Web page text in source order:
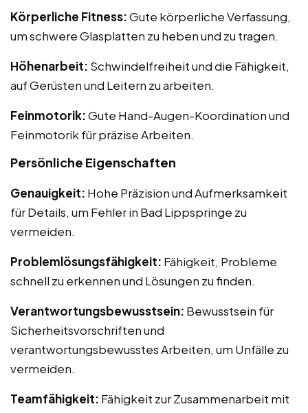
Körperliche Fitness:Gute körperliche Verfassung,
um schwere Glasplatten zu heben und zu tragen.
Höhenarbeit: Schwindelfreiheit und die Fähigkeit,
auf Gerüsten und Leitern zu arbeiten.
Feinmotorik:Gute Hand-Augen-Koordination und
Feinmotorik für präzise Arbeiten.
Persönliche Eigenschaften
Genauigkeit: Hohe Präzision und Aufmerksamkeit
für Details, um Fehler in Bad Lippspringe zu
vermeiden.
Problemlösungsfähigkeit: Fähigkeit, Probleme
schnell zu erkennen und Lösungen zu finden.
Verantwortungsbewusstsein: Bewusstsein für
Sicherheitsvorschriften und
verantwortungsbewusstes Arbeiten, um Unfälle zu
vermeiden.
Teamfähigkeit: Fähigkeit zur Zusammenarbeit mit